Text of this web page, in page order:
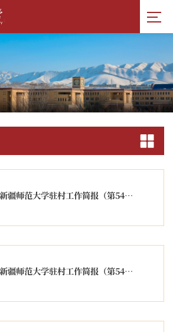
【图】新疆师范大学驻村工作简报（第549期）
【图】新疆师范大学驻村工作简报（第548期）